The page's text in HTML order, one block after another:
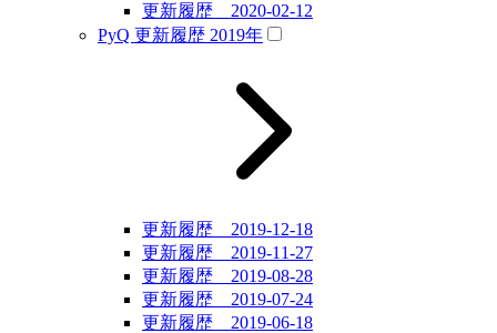
更新履歴 2020-02-12
PyQ 更新履歴 2019年
更新履歴 2019-12-18
更新履歴 2019-11-27
更新履歴 2019-08-28
更新履歴 2019-07-24
更新履歴 2019-06-18